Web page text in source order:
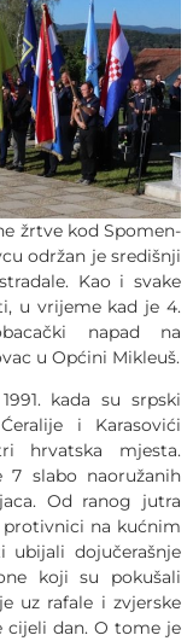
žrtve kod Spomen-
održan je središnji
Kao i svake
u vrijeme kad je 4.
napad na
u Općini Mikleuš.
kada su srpski
i Karasovići
hrvatska mjesta.
7 slabo naoružanih
Od ranog jutra
na kućnim
dojučerašnje
koji su pokušali
uz rafale i zvjerske
cijeli dan. O tome je